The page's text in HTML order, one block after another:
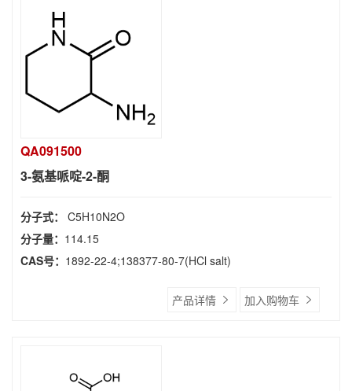
QA091500
3-氨基哌啶-2-酮
分子式： C5H10N2O
分子量： 114.15
CAS号： 1892-22-4;138377-80-7(HCl salt)
产品详情 加入购物车